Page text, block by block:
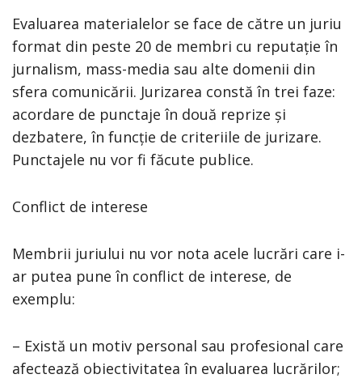
Evaluarea materialelor se face de către un juriu
format din peste 20 de membri cu reputație în
jurnalism, mass-media sau alte domenii din
sfera comunicării. Jurizarea constă în trei faze:
acordare de punctaje în două reprize și
dezbatere, în funcție de criteriile de jurizare.
Punctajele nu vor fi făcute publice.
Conflict de interese
Membrii juriului nu vor nota acele lucrări care i-
ar putea pune în conflict de interese, de
exemplu:
– Există un motiv personal sau profesional care
afectează obiectivitatea în evaluarea lucrărilor;